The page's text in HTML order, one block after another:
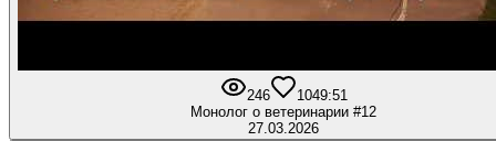
246 1049:51
Монолог о ветеринарии #12
27.03.2026